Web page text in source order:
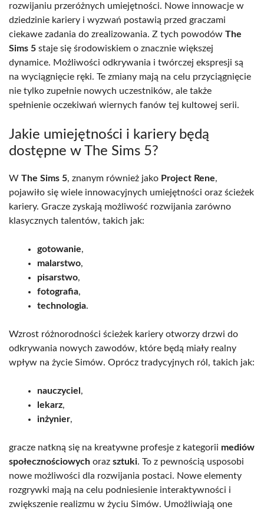
rozwijaniu przeróżnych umiejętności. Nowe innowacje w
dziedzinie kariery i wyzwań postawią przed graczami
ciekawe zadania do zrealizowania. Z tych powodów The
Sims 5 staje się środowiskiem o znacznie większej
dynamice. Możliwości odkrywania i twórczej ekspresji są
na wyciągnięcie ręki. Te zmiany mają na celu przyciągnięcie
nie tylko zupełnie nowych uczestników, ale także
spełnienie oczekiwań wiernych fanów tej kultowej serii.
Jakie umiejętności i kariery będą
dostępne w The Sims 5?
W The Sims 5, znanym również jako Project Rene,
pojawiło się wiele innowacyjnych umiejętności oraz ścieżek
kariery. Gracze zyskają możliwość rozwijania zarówno
klasycznych talentów, takich jak:
gotowanie,
malarstwo,
pisarstwo,
fotografia,
technologia.
Wzrost różnorodności ścieżek kariery otworzy drzwi do
odkrywania nowych zawodów, które będą miały realny
wpływ na życie Simów. Oprócz tradycyjnych ról, takich jak:
nauczyciel ,
lekarz,
inżynier,
gracze natkną się na kreatywne profesje z kategorii mediów
społecznościowych oraz sztuki. To z pewnością usposobi
nowe możliwości dla rozwijania postaci. Nowe elementy
rozgrywki mają na celu podniesienie interaktywności i
zwiększenie realizmu w życiu Simów. Umożliwiają one